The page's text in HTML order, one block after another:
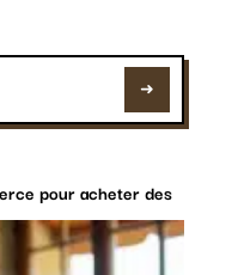
pour acheter des